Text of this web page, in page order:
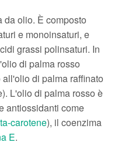
da olio. È composto
e monoinsaturi, e
grassi polinsaturi. In
di palma rosso
di palma raffinato
L'olio di palma rosso è
antiossidanti come
carotene), il coenzima
E.